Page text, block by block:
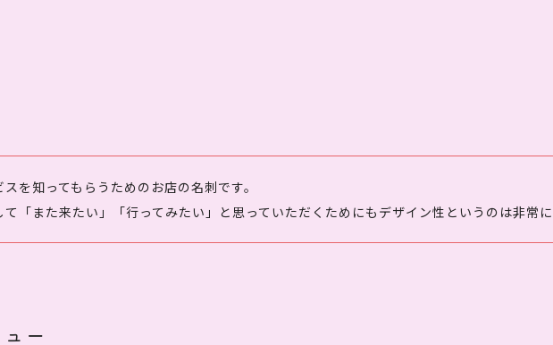
を知ってもらうためのお店の名刺です。
「また来たい」「行ってみたい」と思っていただくためにもデザイン性というのは非常
ー